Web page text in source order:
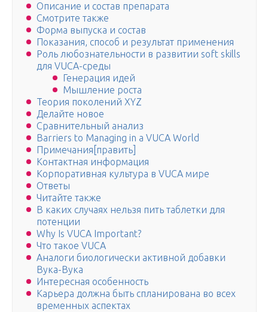
Описание и состав препарата
Смотрите также
Форма выпуска и состав
Показания, способ и результат применения
Роль любознательности в развитии soft skills
для VUCA-среды
Генерация идей
Мышление роста
Теория поколений XYZ
Делайте новое
Сравнительный анализ
Barriers to Managing in a VUCA World
Примечания[править]
Контактная информация
Корпоративная культура в VUCA мире
Ответы
Читайте также
В каких случаях нельзя пить таблетки для
потенции
Why Is VUCA Important?
Что такое VUCA
Аналоги биологически активной добавки
Вука-Вука
Интересная особенность
Карьера должна быть спланирована во всех
временных аспектах